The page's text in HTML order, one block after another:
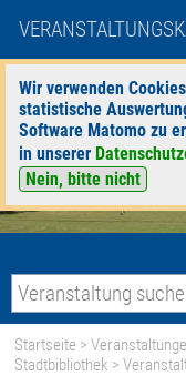
Wir verwenden
statistische
Software Matomo zu
in unserer
Nein, bitte nicht
Startseite >
Stadtbibliothek >